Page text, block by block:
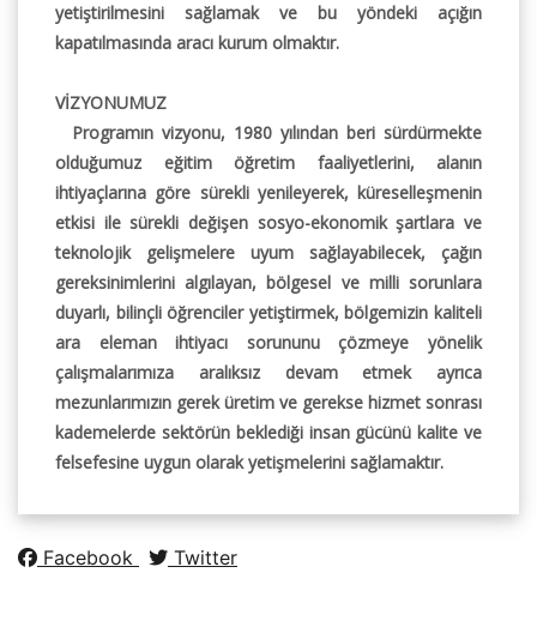
yetiştirilmesini sağlamak ve bu yöndeki açığın
kapatılmasında aracı kurum olmaktır.
VİZYONUMUZ
Programın vizyonu, 1980 yılından beri sürdürmekte
olduğumuz eğitim öğretim faaliyetlerini, alanın
ihtiyaçlarına göre sürekli yenileyerek, küreselleşmenin
etkisi ile sürekli değişen sosyo-ekonomik şartlara ve
teknolojik gelişmelere uyum sağlayabilecek, çağın
gereksinimlerini algılayan, bölgesel ve milli sorunlara
duyarlı, bilinçli öğrenciler yetiştirmek, bölgemizin kaliteli
ara eleman ihtiyacı sorununu çözmeye yönelik
çalışmalarımıza aralıksız devam etmek ayrıca
mezunlarımızın gerek üretim ve gerekse hizmet sonrası
kademelerde sektörün beklediği insan gücünü kalite ve
felsefesine uygun olarak yetişmelerini sağlamaktır.
Facebook Twitter